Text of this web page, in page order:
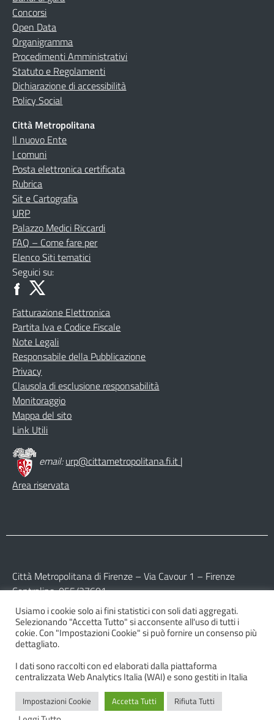
Concorsi
Open Data
Organigramma
Procedimenti Amministrativi
Statuto e Regolamenti
Dichiarazione di accessibilità
Policy Social
Città Metropolitana
Il nuovo Ente
I comuni
Posta elettronica certificata
Rubrica
Sit e Cartografia
URP
Palazzo Medici Riccardi
FAQ – Come fare per
Elenco Siti tematici
Seguici su:
Fatturazione Elettronica
Partita Iva e Codice Fiscale
Note Legali
Responsabile della Pubblicazione
Privacy
Clausola di esclusione responsabilità
Monitoraggio
Mappa del sito
Link Utili
email:urp@cittametropolitana.fi.it |
Area riservata
Città Metropolitana di Firenze – Via Cavour 1 – Firenze
Centralino: 055/27601
Partita IVA: 017 09 77 04 89
Codice Fiscale: 800 16 45 04 80
© 2026 Città Metropolitana di Firenze
Usiamo i cookie solo ai fini statistici con soli dati aggregati.
Selezionando "Accetta Tutto" si acconsente all'uso di tutti i
cokie. Con "Impostazioni Cookie" si può fornire un consenso più
dettagliato.
I dati sono raccolti con ed elaborati dalla piattaforma
centralizzata Web Analytics Italia (WAI) e sono gestiti in Italia
Impostazioni Cookie Accetta Tutti Rifiuta Tutti